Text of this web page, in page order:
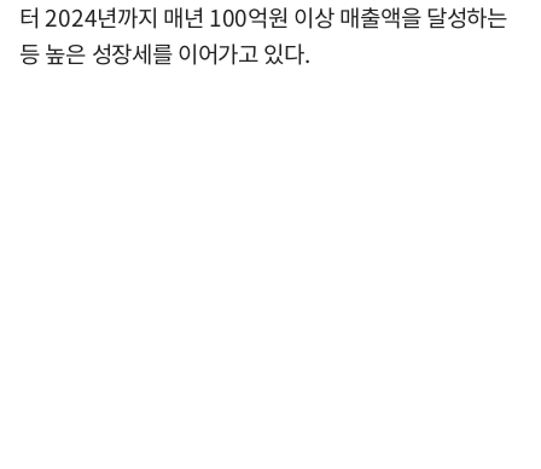
터 2024년까지 매년 100억원 이상 매출액을 달성하는
등 높은 성장세를 이어가고 있다.